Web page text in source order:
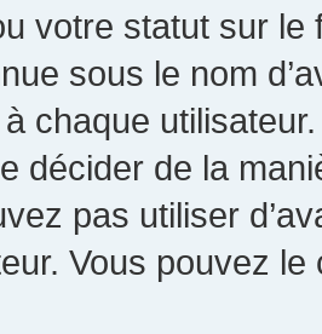
votre statut sur
sous le nom
chaque utilisateur.
décider de la
pas utiliser
Vous pouvez